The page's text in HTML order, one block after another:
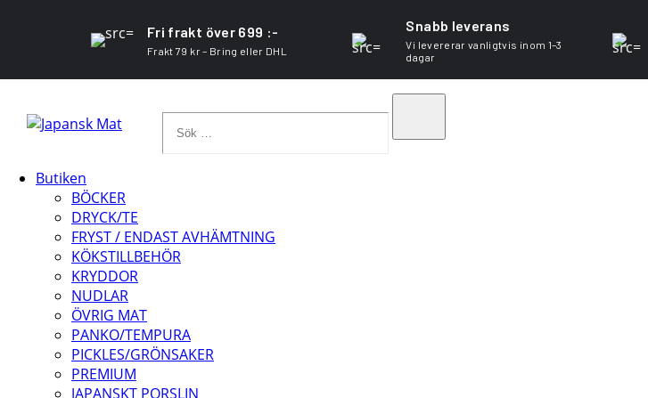
Fri frakt över 699 :-
Frakt 79 kr – Bring eller DHL
Snabb leverans
Vi levererar vanligtvis inom 1–3
dagar
Butiken
BÖCKER
DRYCK/TE
FRYST / ENDAST AVHÄMTNING
KÖKSTILLBEHÖR
KRYDDOR
NUDLAR
ÖVRIG MAT
PANKO/TEMPURA
PICKLES/GRÖNSAKER
PREMIUM
JAPANSKT PORSLIN